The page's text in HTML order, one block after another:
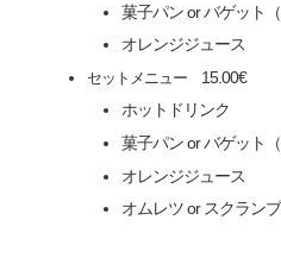
菓子パン or バゲット
オレンジジュース
セットメニュー 15.00€
ホットドリンク
菓子パン or バゲット
オレンジジュース
オムレツ or スクラン